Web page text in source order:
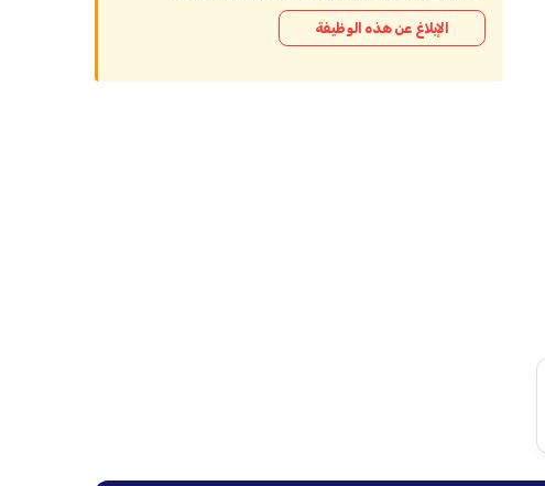
الإبلاغ عن هذه الوظيفة